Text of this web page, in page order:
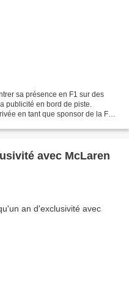
sa présence en F1 sur des
publicité en bord de piste.
en tant que sponsor de la F1
avec McLaren